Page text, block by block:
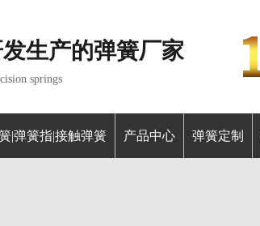
生产的弹簧厂家
springs
|弹簧指|接触弹簧 产品中心 弹簧定制